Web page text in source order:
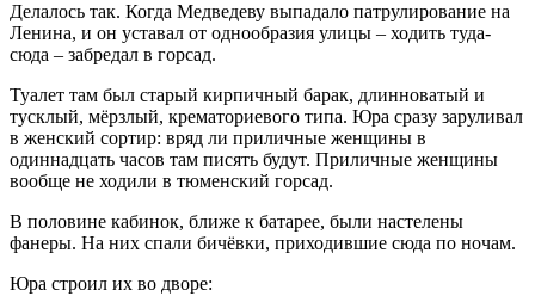
Делалось так. Когда Медведеву выпадало патрулирование на
Ленина, и он уставал от однообразия улицы – ходить туда-
сюда – забредал в горсад.
Туалет там был старый кирпичный барак, длинноватый и
тусклый, мёрзлый, крематориевого типа. Юра сразу заруливал
в женский сортир: вряд ли приличные женщины в
одиннадцать часов там писять будут. Приличные женщины
вообще не ходили в тюменский горсад.
В половине кабинок, ближе к батарее, были настелены
фанеры. На них спали бичёвки, приходившие сюда по ночам.
Юра строил их во дворе: